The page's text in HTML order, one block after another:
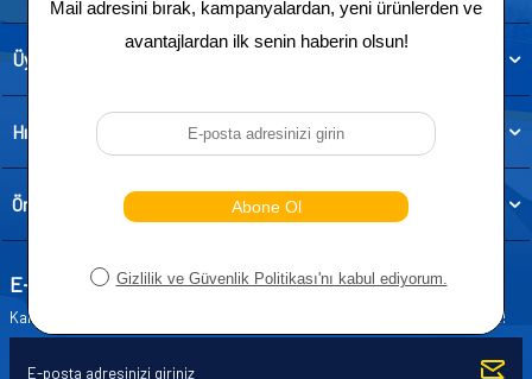
Üye
Hızlı Erişim
Önemli Bilgiler
E-Bülten Aboneliği
Kampanya ve yeniliklerden haberdar olmak için e-bültenimize abone olun!